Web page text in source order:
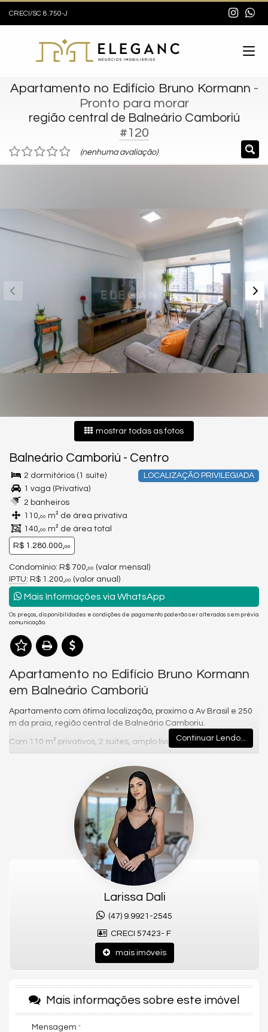
CRECI/SC 8.750-J
Apartamento no Edifício Bruno Kormann -
Pronto para morar
região central de Balneário Camboriú
#120
(nenhuma avaliação)
mostrar todas as fotos
Balneário Camboriú - Centro
LOCALIZAÇÃO PRIVILEGIADA
2 dormitórios (1 suíte)
1 vaga (Privativa)
2 banheiros
110,00 m² de área privativa
140,00 m² de área total
R$ 1.280.000,00
Condomínio: R$ 700, 00 (valor mensal)
IPTU: R$ 1.200, 00 (valor anual)
Mais Informações via WhatsApp
Os preços, disponibilidades e condições de pagamento poderão ser alterados sem prévia
comunicação.
Apartamento no Edifício Bruno Kormann
em Balneário Camboriú
Apartamento com ótima localização, proximo a Av Brasil e 250
m da praia, região central de Balneário Camboriu.
Com 110 m² privativos, 2 suites, amplo living com 2 ambientes,
sacada integrada com vista para o mar, 1 vaga de garagem
Planta original com 3 dormitórios (fácil reversão).
Características do Imóvel
Sacada Integrada
Banheiro de Serviço
Características do Empreendimento
Continuar Lendo...
Larissa Dali
(47) 9.9921-2545
CRECI 57423- F
mais imóveis
Mais informações sobre este imóvel
Mensagem